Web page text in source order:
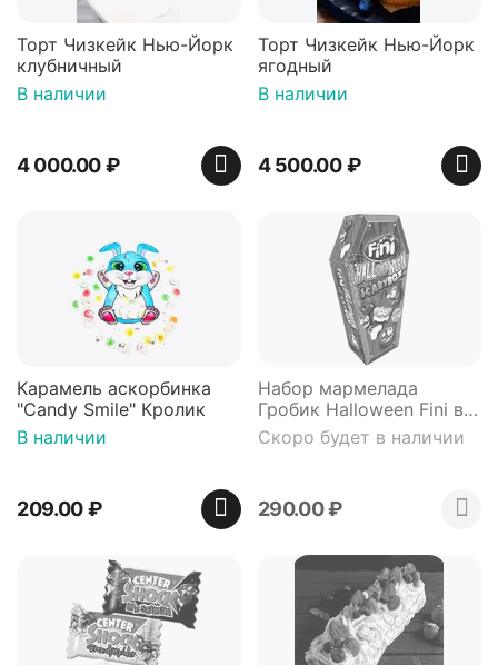
Торт Чизкейк Нью-Йорк
клубничный
В наличии
4 000.00₽
Торт Чизкейк Нью-Йорк
ягодный
В наличии
4 500.00 ₽
Карамель аскорбинка
"Candy Smile" Кролик
В наличии
209.00₽
Набор мармелада
Гробик Halloween Fini в
подарочной коробке 99
гр
Скоро будет в наличии
290.00₽